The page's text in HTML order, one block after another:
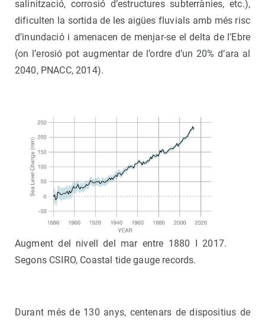
salinització, corrosió d’estructures subterrànies, etc.),
dificulten la sortida de les aigües fluvials amb més risc
d’inundació i amenacen de menjar-se el delta de l’Ebre
(on l’erosió pot augmentar de l’ordre d’un 20% d’ara al
2040, PNACC, 2014).
Augment del nivell del mar entre 1880 I 2017.
Segons CSIRO, Coastal tide gauge records.
Durant més de 130 anys, centenars de dispositius de